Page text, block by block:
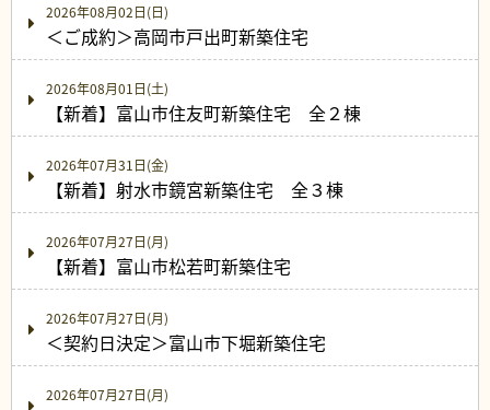
2026年08月02日(日)
＜ご成約＞高岡市戸出町新築住宅
2026年08月01日(土)
【新着】富山市住友町新築住宅 全２棟
2026年07月31日(金)
【新着】射水市鏡宮新築住宅 全３棟
2026年07月27日(月)
【新着】富山市松若町新築住宅
2026年07月27日(月)
＜契約日決定＞富山市下堀新築住宅
2026年07月27日(月)